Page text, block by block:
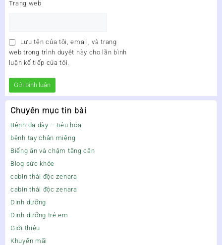
Chuyên mục tin bài
Bệnh dạ dày – tiêu hóa
bệnh tay chân miệng
Biếng ăn và chậm tăng cân
Blog sức khỏe
cabin thải độc zenara
cabin thải độc zenara
Dinh dưỡng
Dinh dưỡng trẻ em
Giới thiệu
Khuyến mãi
Trang web
Lưu tên của tôi, email, và trang
web trong trình duyệt này cho lần bình
luận kế tiếp của tôi.